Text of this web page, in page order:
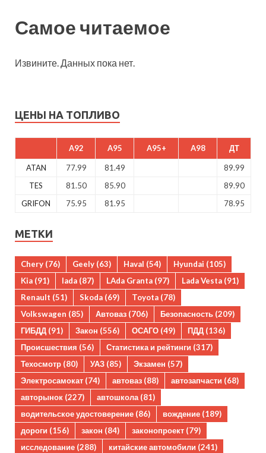
Самое читаемое
Извините. Данных пока нет.
ЦЕНЫ НА ТОПЛИВО
A92 A95 A95+ A98 ДТ
ATAN 77.99 81.49
89.99
TES
81.50 85.90
89.90
GRIFON
75.95 81.95 78.95
МЕТКИ
Chery (76) Geely (63) Haval (54) Hyundai (105)
Kia (91) lada (87) LAda Granta (97) Lada Vesta (91)
Renault (51) Skoda (69) Toyota (78)
Volkswagen (85) Автоваз (706) Безопасность (209)
ГИБДД (91) Закон (556) ОСАГО (49) ПДД (136)
Происшествия (56) Статистика и рейтинги (317)
Техосмотр (80) УАЗ (85) Экзамен (57)
Электросамокат (74) автоваз (88) автозапчасти (68)
авторынок (227) автошкола(81)
водительское удостоверение (86) вождение (189)
дороги (156) закон (84) законопроект (79)
исследование (288) китайские автомобили (241)